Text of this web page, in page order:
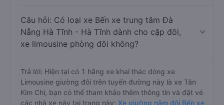
Câu hỏi: Có loại xe Bến xe trung tâm Đà
Nẵng Hà Tĩnh - Hà Tĩnh dành cho cặp đôi,
xe limousine phòng đôi không?
Trả lời: Hiện tại có 1 hãng xe khai thác dòng xe
Limousine giường đôi trên tuyến đường này là xe Tân
Kim Chi, bạn có thể tham khảo thêm thông tin và đặt vé
các nhà xe này tại trang này: Xe giường nằm đôi Bến xe